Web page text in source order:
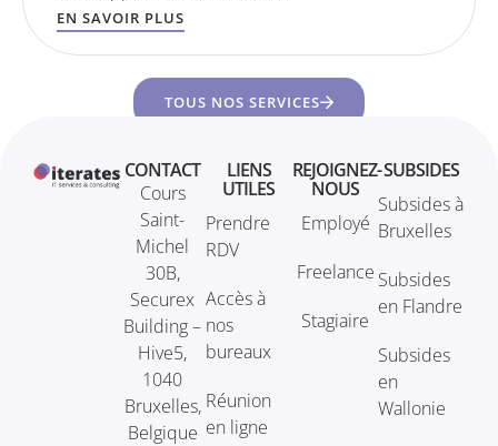
EN SAVOIR PLUS
TOUS NOS SERVICES
CONTACT
Cours
Saint-
Michel
30B,
Securex
Building –
Hive5,
1040
Bruxelles,
Belgique
LIENS
UTILES
Prendre
RDV
Accès à
nos
bureaux
Réunion
en ligne
REJOIGNEZ-
NOUS
Employé
Freelance
Stagiaire
SUBSIDES
Subsides à
Bruxelles
Subsides
en Flandre
Subsides
en
Wallonie